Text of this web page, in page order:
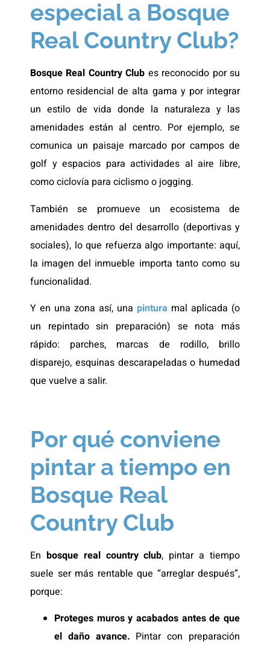
especial a Bosque
Real Country Club?
Bosque Real Country Club es reconocido por su
entorno residencial de alta gama y por integrar
un estilo de vida donde la naturaleza y las
amenidades están al centro. Por ejemplo, se
comunica un paisaje marcado por campos de
golf y espacios para actividades al aire libre,
como ciclovía para ciclismo o jogging.
También se promueve un ecosistema de
amenidades dentro del desarrollo (deportivas y
sociales), lo que refuerza algo importante: aquí,
la imagen del inmueble importa tanto como su
funcionalidad.
Y en una zona así, una pintura mal aplicada (o
un repintado sin preparación) se nota más
rápido: parches, marcas de rodillo, brillo
disparejo, esquinas descarapeladas o humedad
que vuelve a salir.
Por qué conviene
pintar a tiempo en
Bosque Real
Country Club
En bosque real country club, pintar a tiempo
suele ser más rentable que “arreglar después”,
porque:
Proteges muros y acabados antes de que
el daño avance. Pintar con preparación